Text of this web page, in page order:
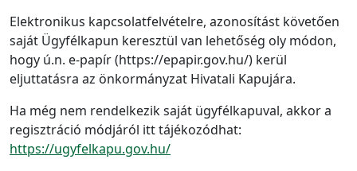
Elektronikus kapcsolatfelvételre, azonosítást követően
saját Ügyfélkapun keresztül van lehetőség oly módon,
hogy ú.n. e-papír (https://epapir.gov.hu/) kerül
eljuttatásra az önkormányzat Hivatali Kapujára.
Ha még nem rendelkezik saját ügyfélkapuval, akkor a
regisztráció módjáról itt tájékozódhat:
https://ugyfelkapu.gov.hu/